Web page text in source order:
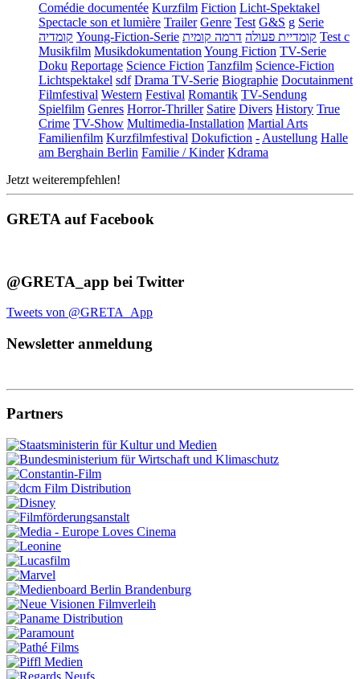
Comédie documentée Kurzfilm Fiction Licht-Spektakel
Spectacle son et lumière Trailer Genre Test G&S g Serie
קומדיה Young-Fiction-Serie קומדיית פעולה דרמה קומית
Test c
Musikfilm MusikdokumentationYoung Fiction TV-Serie
Doku Reportage Science Fiction Tanzfilm Science-Fiction
Lichtspektakel sdf Drama TV-Serie Biographie Docutainment
Filmfestival Western Festival Romantik TV-Sendung
Spielfilm Genres Horror-Thriller Satire Divers History True
Crime TV-Show Multimedia-Installation Martial Arts
Familienfilm Kurzfilmfestival Dokufiction -Austellung Halle
am Berghain Berlin Familie / Kinder Kdrama
Jetzt weiterempfehlen!
GRETA auf Facebook
@GRETA_app bei Twitter
Tweets von @GRETA_App
Newsletter anmeldung
Partners